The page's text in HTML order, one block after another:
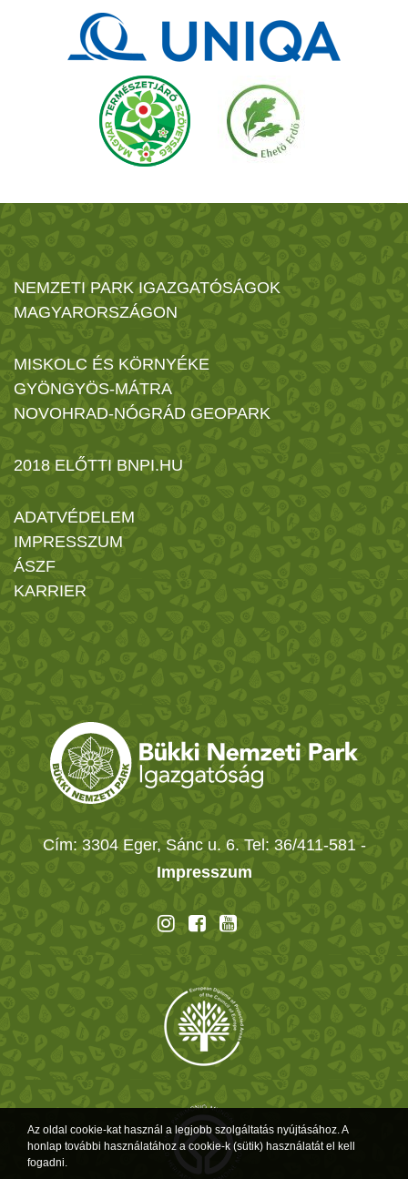
NEMZETI PARK IGAZGATÓSÁGOK
MAGYARORSZÁGON
MISKOLC ÉS KÖRNYÉKE
GYÖNGYÖS-MÁTRA
NOVOHRAD-NÓGRÁD GEOPARK
2018 ELŐTTI BNPI.HU
ADATVÉDELEM
IMPRESSZUM
ÁSZF
KARRIER
Cím: 3304 Eger, Sánc u. 6. Tel: 36/411-581 -
Impresszum
Az oldal cookie-kat használ a legjobb szolgáltatás nyújtásához. A
honlap további használatához a cookie-k (sütik) használatát el kell
fogadni.